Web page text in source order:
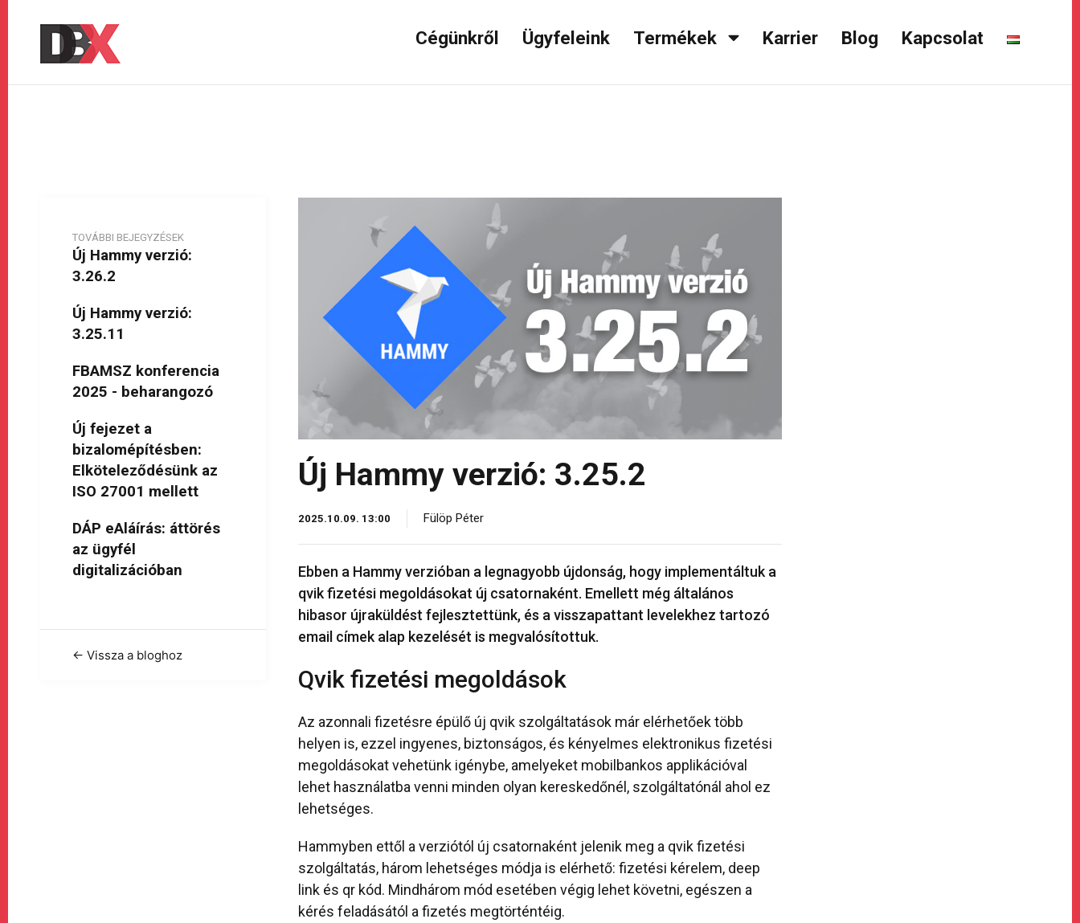
Cégünkről Ügyfeleink Termékek Karrier Blog Kapcsolat
TOVÁBBI BEJEGYZÉSEK
Új Hammy verzió:
3.26.2
Új Hammy verzió:
3.25.11
FBAMSZ konferencia
2025 - beharangozó
Új fejezet a
bizalomépítésben:
Elköteleződésünk az
ISO 27001 mellett
DÁP eAláírás: áttörés
az ügyfél
digitalizációban
← Vissza a bloghoz
Új Hammy verzió: 3.25.2
2025.10.09. 13:00 Fülöp Péter
Ebben a Hammy verzióban a legnagyobb újdonság, hogy implementáltuk a
qvik fizetési megoldásokat új csatornaként. Emellett még általános
hibasor újraküldést fejlesztettünk, és a visszapattant levelekhez tartozó
email címek alap kezelését is megvalósítottuk.
Qvik fizetési megoldások
Az azonnali fizetésre épülő új qvik szolgáltatások már elérhetőek több
helyen is, ezzel ingyenes, biztonságos, és kényelmes elektronikus fizetési
megoldásokat vehetünk igénybe, amelyeket mobilbankos applikációval
lehet használatba venni minden olyan kereskedőnél, szolgáltatónál ahol ez
lehetséges.
Hammyben ettől a verziótól új csatornaként jelenik meg a qvik fizetési
szolgáltatás, három lehetséges módja is elérhető: fizetési kérelem, deep
link és qr kód. Mindhárom mód esetében végig lehet követni, egészen a
kérés feladásától a fizetés megtörténtéig.